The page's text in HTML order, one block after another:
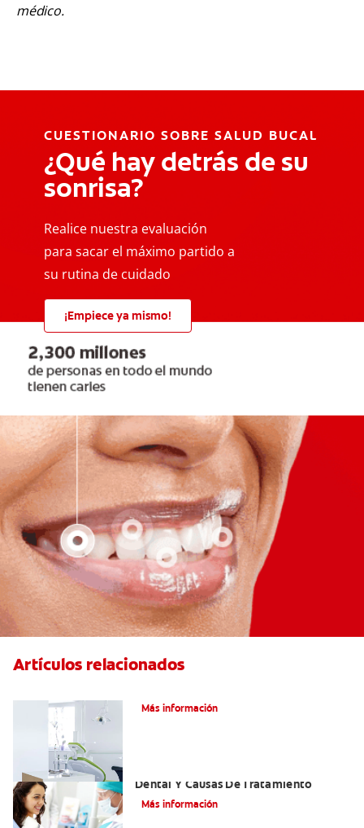
médico.
CUESTIONARIO SOBRE SALUD BUCAL
¿Qué hay detrás de su
sonrisa?
Realice nuestra evaluación
para sacar el máximo partido a
su rutina de cuidado
¡Empiece ya mismo!
Artículos relacionados
Más información
Dental Y Causas De Tratamiento
Más información